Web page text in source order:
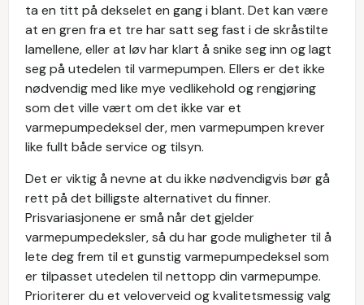
ta en titt på dekselet en gang i blant. Det kan være
at en gren fra et tre har satt seg fast i de skråstilte
lamellene, eller at løv har klart å snike seg inn og lagt
seg på utedelen til varmepumpen. Ellers er det ikke
nødvendig med like mye vedlikehold og rengjøring
som det ville vært om det ikke var et
varmepumpedeksel der, men varmepumpen krever
like fullt både service og tilsyn.
Det er viktig å nevne at du ikke nødvendigvis bør gå
rett på det billigste alternativet du finner.
Prisvariasjonene er små når det gjelder
varmepumpedeksler, så du har gode muligheter til å
lete deg frem til et gunstig varmepumpedeksel som
er tilpasset utedelen til nettopp din varmepumpe.
Prioriterer du et veloverveid og kvalitetsmessig valg